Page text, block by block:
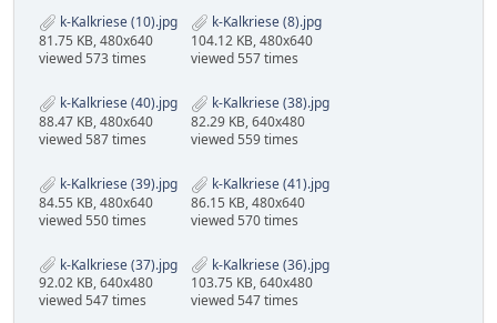
k-Kalkriese (10).jpg
81.75 KB, 480x640
viewed 573 times
k-Kalkriese (8).jpg
104.12 KB, 480x640
viewed 557 times
k-Kalkriese (40).jpg
88.47 KB, 480x640
viewed 587 times
k-Kalkriese (38).jpg
82.29 KB, 640x480
viewed 559 times
k-Kalkriese (39).jpg
84.55 KB, 480x640
viewed 550 times
k-Kalkriese (41).jpg
86.15 KB, 480x640
viewed 570 times
k-Kalkriese (37).jpg
92.02 KB, 640x480
viewed 547 times
k-Kalkriese (36).jpg
103.75 KB, 640x480
viewed 547 times